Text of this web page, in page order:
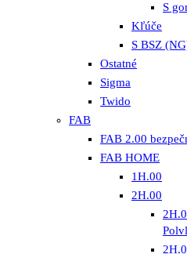
S
Kľúče
S BSZ
Ostatné
Sigma
Twido
FAB
FAB 2.00
FAB HOME
1H.00
2H.00